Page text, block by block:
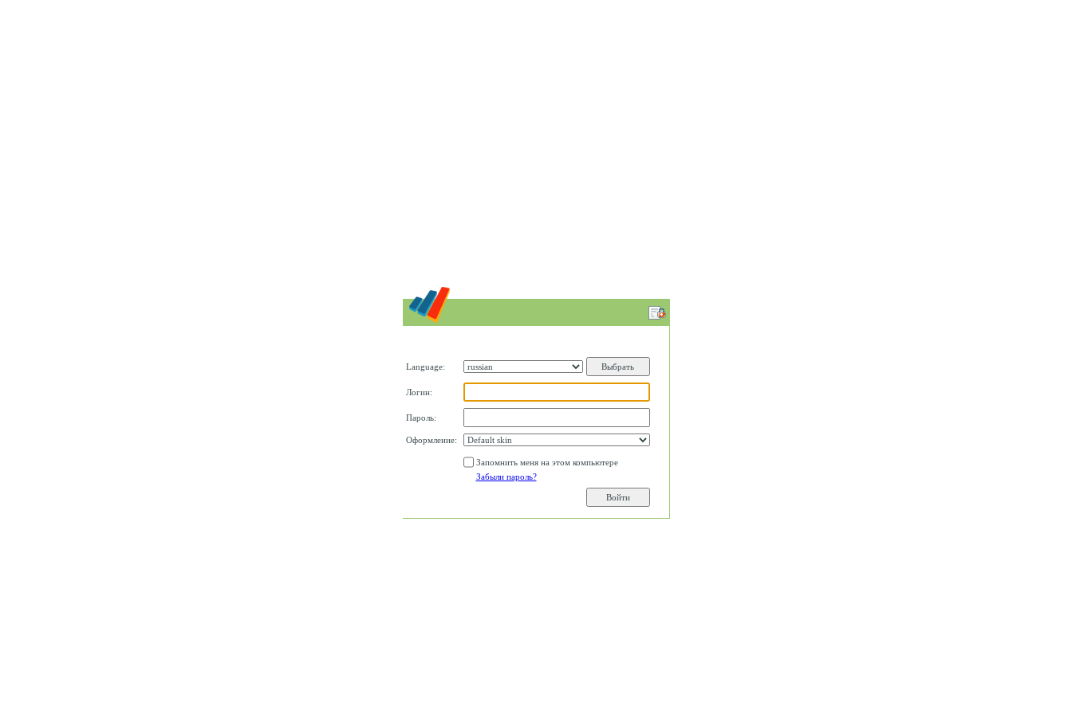
Language:
Логин:
Пароль:
Оформление:
Запомнить меня на этом компьютере
Забыли пароль?